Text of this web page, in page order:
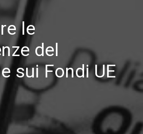
le
del
sui Fondi UE